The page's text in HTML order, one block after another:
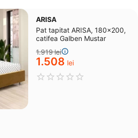
ARISA
Pat tapitat ARISA, 180x200,
catifea Galben Mustar
1.919lei
1.508 lei